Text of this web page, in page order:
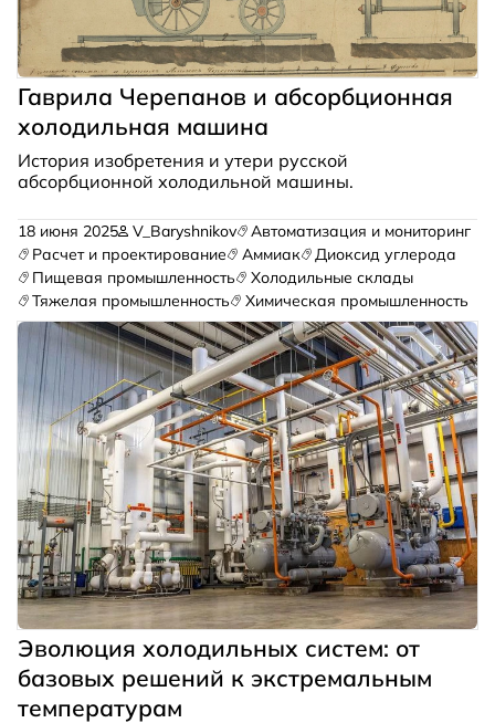
Гаврила Черепанов и абсорбционная
холодильная машина
История изобретения и утери русской
абсорбционной холодильной машины.
18 июня 2025 V_Baryshnikov
Автоматизация и мониторинг
Расчет и проектирование
Аммиак
Диоксид углерода
Пищевая промышленность
Холодильные склады
Тяжелая промышленность
Химическая промышленность
Эволюция холодильных систем: от
базовых решений к экстремальным
температурам